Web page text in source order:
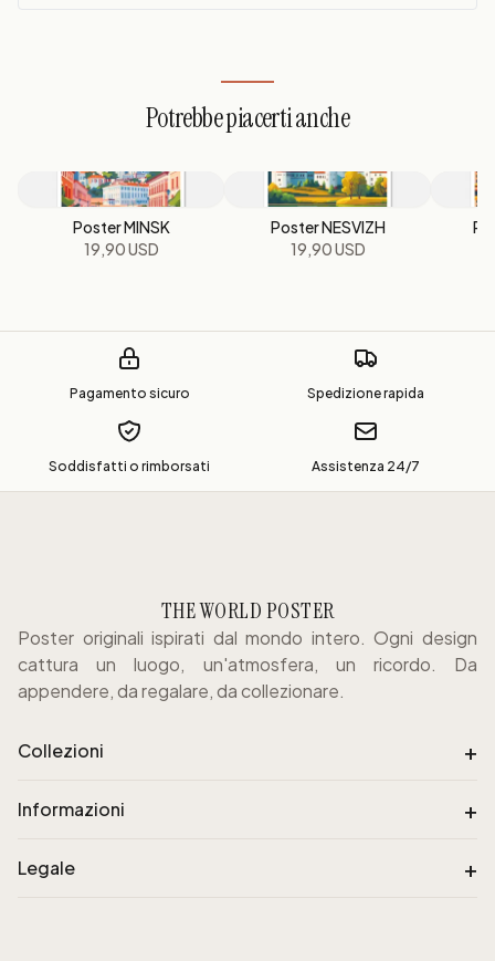
Potrebbe piacerti anche
Poster MINSK
19,90 USD
Poster NESVIZH
19,90 USD
Pagamento sicuro Spedizione rapida
Soddisfatti o rimborsati Assistenza 24/7
THE WORLD POSTER
Poster originali ispirati dal mondo intero. Ogni design
cattura un luogo, un'atmosfera, un ricordo. Da
appendere, da regalare, da collezionare.
Collezioni +
Informazioni +
Legale +